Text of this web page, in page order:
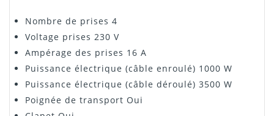
Nombre de prises 4
Voltage prises 230 V
Ampérage des prises 16 A
Puissance électrique (câble enroulé) 1000 W
Puissance électrique (câble déroulé) 3500 W
Poignée de transport Oui